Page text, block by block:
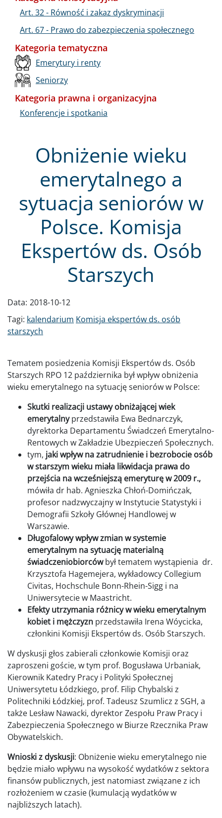
Obniżenie wieku
emerytalnego a
sytuacja seniorów w
Polsce. Komisja
Ekspertów ds. Osób
Starszych
Data: 2018-10-12
Tagi: kalendarium Komisja ekspertów ds. osób
starszych
Tematem posiedzenia Komisji Ekspertów ds. Osób
Starszych RPO 12 października był wpływ obniżenia
wieku emerytalnego na sytuację seniorów w Polsce:
Skutki realizacji ustawy obniżającej wiek
emerytalnyprzedstawiła Ewa Bednarczyk,
dyrektorka Departamentu Świadczeń Emerytalno-
Rentowych w Zakładzie Ubezpieczeń Społecznych.
tym, jaki wpływ na zatrudnienie i bezrobocie osób
w starszym wieku miała likwidacja prawa do
przejścia na wcześniejszą emeryturęw 2009 r.,
mówiła dr hab. Agnieszka Chłoń-Domińczak,
profesor nadzwyczajny w Instytucie Statystyki i
Demografii Szkoły Głównej Handlowej w
Warszawie.
Długofalowy wpływ zmian w systemie
emerytalnym na sytuację materialną
świadczeniobiorcówbył tematem wystąpienia dr.
Krzysztofa Hagemejera, wykładowcy Collegium
Civitas, Hochschule Bonn-Rhein-Sigg i na
Uniwersytecie w Maastricht.
Efekty utrzymania różnicy w wieku emerytalnym
kobiet i mężczyzn przedstawiła Irena Wóycicka,
członkini Komisji Ekspertów ds. Osób Starszych.
W dyskusji głos zabierali członkowie Komisji oraz
zaproszeni goście, w tym prof. Bogusława Urbaniak,
Kierownik Katedry Pracy i Polityki Społecznej
Uniwersytetu Łódzkiego, prof. Filip Chybalski z
Politechniki Łódzkiej, prof. Tadeusz Szumlicz z SGH, a
także Lesław Nawacki, dyrektor Zespołu Praw Pracy i
Zabezpieczenia Społecznego w Biurze Rzecznika Praw
Obywatelskich.
Wnioski z dyskusji: Obniżenie wieku emerytalnego nie
będzie miało wpływu na wysokość wydatków z sektora
finansów publicznych, jest natomiast związane z ich
rozłożeniem w czasie (kumulacją wydatków w
najbliższych latach).
Art. 32 - Równość i zakaz dyskryminacji
Art. 67 - Prawo do zabezpieczenia społecznego
Kategoria tematyczna
Emerytury i renty
Seniorzy
Kategoria prawna i organizacyjna
Konferencje i spotkania